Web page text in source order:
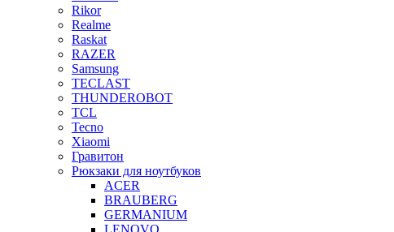
Rikor
Realme
Raskat
RAZER
Samsung
TECLAST
THUNDEROBOT
TCL
Tecno
Xiaomi
Гравитон
Рюкзаки для ноутбуков
ACER
BRAUBERG
GERMANIUM